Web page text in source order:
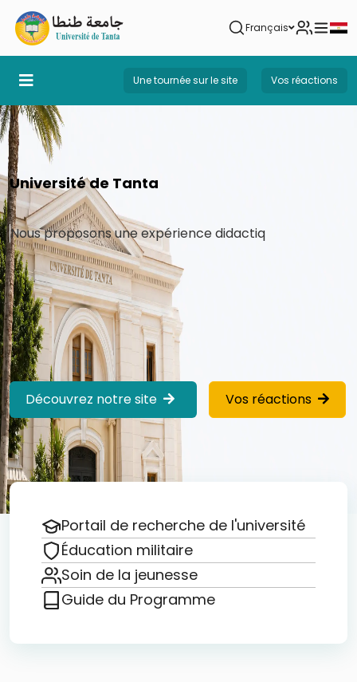
Français
Une tournée sur le site Vos réactions
Université de Tanta
Nous proposons une expérience didactique pionniè
Découvrez notre site Vos réactions
Portail de recherche de l'université
Éducation militaire
Soin de la jeunesse
Guide du Programme